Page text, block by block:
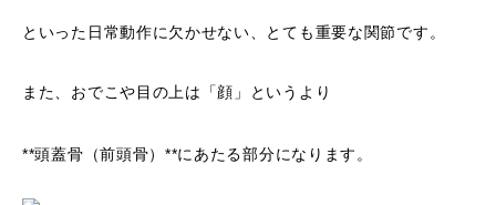
といった日常動作に欠かせない、とても重要な関節です。
また、おでこや目の上は「顔」というより
**頭蓋骨（前頭骨）**にあたる部分になります。